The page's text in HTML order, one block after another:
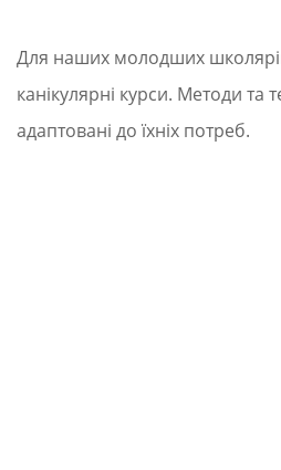
Для наших молодших
канікулярні курси. Методи та
адаптовані до їхніх потреб.